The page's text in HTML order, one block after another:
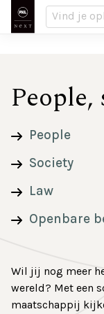
Overslaan
gaanVoet
Over ons
Nieuws
Campussen
FAQ
Infodagen
People
Society
Law
Openbare
Wil jij nog meer
wereld? Met een
maatschappij